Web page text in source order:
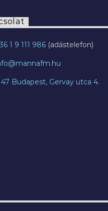
1 9 111 986
Budapest, Gervay utca 4.